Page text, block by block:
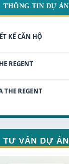
THÔNG TIN DỰ ÁN
KẾ CĂN HỘ
REGENT
THE REGENT
TƯ VẤN DỰ ÁN